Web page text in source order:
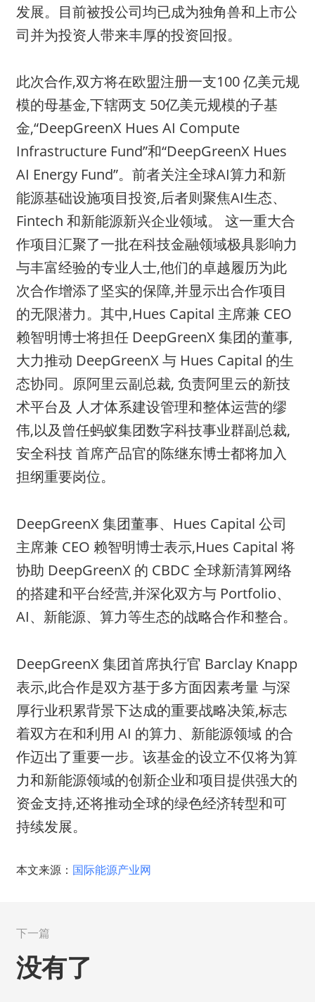
发展。目前被投公司均已成为独角兽和上市公
司并为投资人带来丰厚的投资回报。
此次合作,双方将在欧盟注册一支100 亿美元规
模的母基金,下辖两支 50亿美元规模的子基
金,“DeepGreenX Hues AI Compute
Infrastructure Fund”和“DeepGreenX Hues
AI Energy Fund”。前者关注全球AI算力和新
能源基础设施项目投资,后者则聚焦AI生态、
Fintech 和新能源新兴企业领域。 这一重大合
作项目汇聚了一批在科技金融领域极具影响力
与丰富经验的专业人士,他们的卓越履历为此
次合作增添了坚实的保障,并显示出合作项目
的无限潜力。其中,Hues Capital 主席兼 CEO
赖智明博士将担任 DeepGreenX 集团的董事,
大力推动 DeepGreenX 与 Hues Capital 的生
态协同。原阿里云副总裁, 负责阿里云的新技
术平台及 人才体系建设管理和整体运营的缪
伟,以及曾任蚂蚁集团数字科技事业群副总裁,
安全科技 首席产品官的陈继东博士都将加入
担纲重要岗位。
DeepGreenX 集团董事、Hues Capital 公司
主席兼 CEO 赖智明博士表示,Hues Capital 将
协助 DeepGreenX 的 CBDC 全球新清算网络
的搭建和平台经营,并深化双方与 Portfolio、
AI、新能源、算力等生态的战略合作和整合。
DeepGreenX 集团首席执行官 Barclay Knapp
表示,此合作是双方基于多方面因素考量 与深
厚行业积累背景下达成的重要战略决策,标志
着双方在和利用 AI 的算力、新能源领域 的合
作迈出了重要一步。该基金的设立不仅将为算
力和新能源领域的创新企业和项目提供强大的
资金支持,还将推动全球的绿色经济转型和可
持续发展。
本文来源： 国际能源产业网
下一篇
没有了